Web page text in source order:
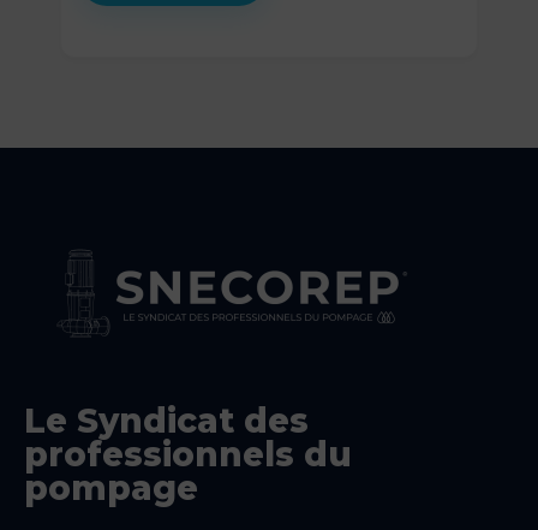
Le Syndicat des
professionnels du
pompage